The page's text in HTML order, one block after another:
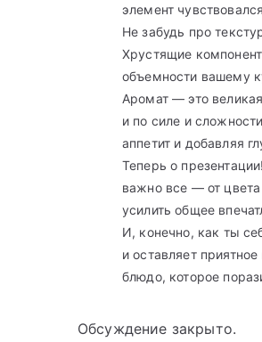
элемент
Не забудь про
Хрустящие
объемности вашему
Аромат — это
и по силе и
аппетит и добавляя
Теперь о
важно все — от цвета
усилить общее
И, конечно, как ты
и оставляет
блюдо, которое
Обсуждение закрыто.